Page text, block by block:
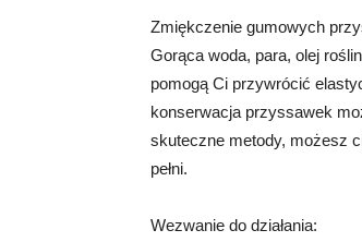
Zmiękczenie gumowych
Gorąca woda, para, olej
pomogą Ci przywrócić
konserwacja przyssawek
skuteczne metody, możesz
pełni.
Wezwanie do działania: